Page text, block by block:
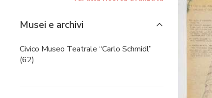
Musei e archivi
Civico Museo Teatrale “Carlo Schmidl”
(62)